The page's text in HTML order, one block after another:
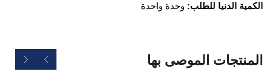
الكمية الدنيا للطلب: وحدة واحدة
المنتجات الموصى بها